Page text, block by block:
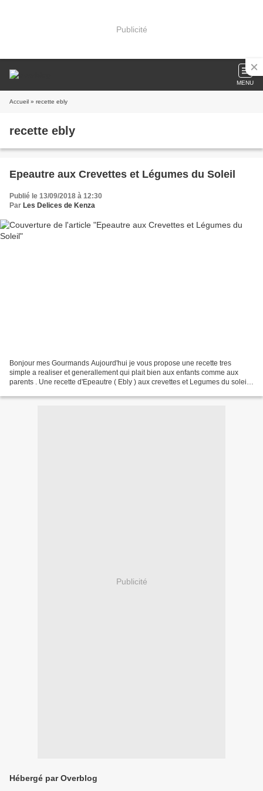
Publicité
MENU
Accueil » recette ebly
recette ebly
Epeautre aux Crevettes et Légumes du Soleil
Publié le 13/09/2018 à 12:30
Par Les Delices de Kenza
Bonjour mes Gourmands Aujourd'hui je vous propose une recette tres
simple a realiser et generallement qui plait bien aux enfants comme aux
parents . Une recette d'Epeautre ( Ebly ) aux crevettes et Legumes du soleil
Publicité
Hébergé par Overblog